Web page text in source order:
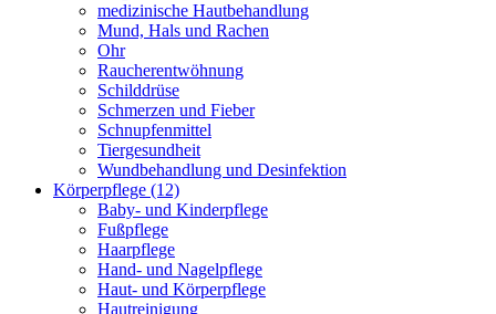
medizinische Hautbehandlung
Mund, Hals und Rachen
Ohr
Raucherentwöhnung
Schilddrüse
Schmerzen und Fieber
Schnupfenmittel
Tiergesundheit
Wundbehandlung und Desinfektion
Körperpflege (12)
Baby- und Kinderpflege
Fußpflege
Haarpflege
Hand- und Nagelpflege
Haut- und Körperpflege
Hautreinigung